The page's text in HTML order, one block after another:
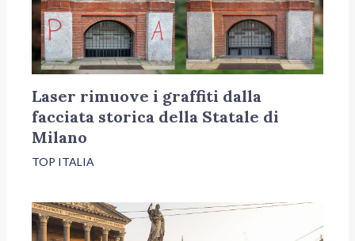
Laser rimuove i graffiti dalla
facciata storica della Statale di
Milano
TOP ITALIA